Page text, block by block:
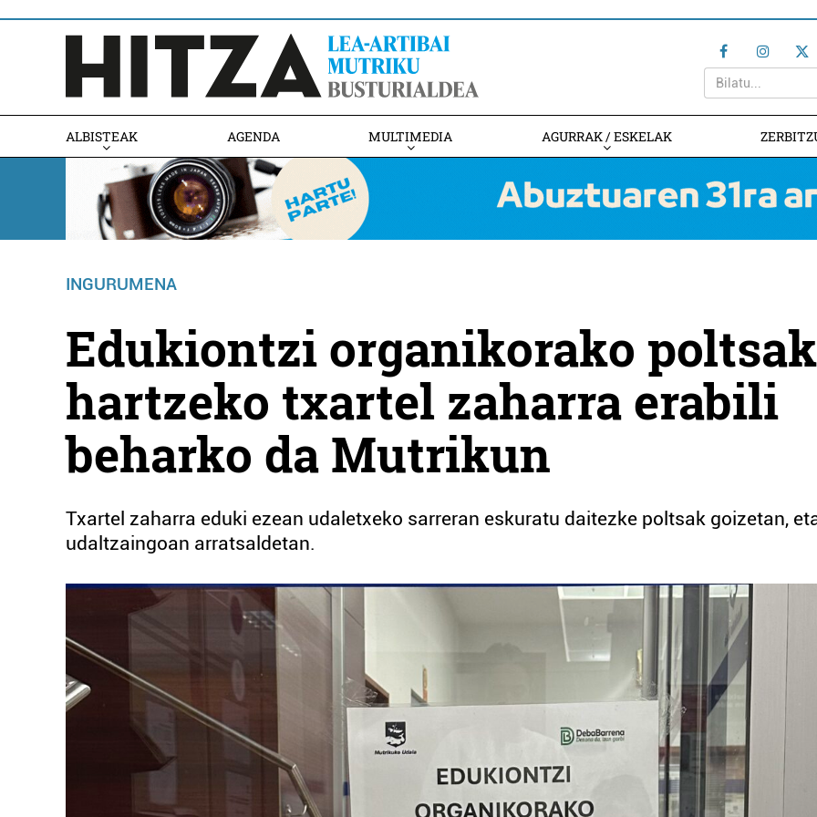
ALBISTEAK AGENDA MULTIMEDIA AGURRAK / ESKELAK
INGURUMENA
Edukiontzi organikorako poltsak
hartzeko txartel zaharra erabili
beharko da Mutrikun
Txartel zaharra eduki ezean udaletxeko sarreran eskuratu daitezke poltsak goizetan,
udaltzaingoan arratsaldetan.